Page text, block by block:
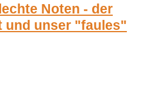
Noten - der
und unser "faules"